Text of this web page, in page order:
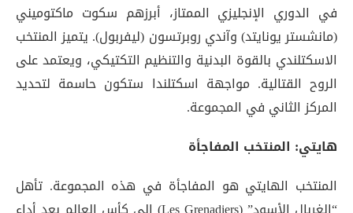
في الدوري الإنجليزي الممتاز، أبرزهم سكوت ماكتوميني
(مانشستر يونايتد) وآندي روبرتسون (ليفربول). يتميز المنتخب
الاسكتلندي بالقوة البدنية والتنظيم التكتيكي، ويعتمد على
الروح القتالية. مواجهة اسكتلندا ستكون حاسمة لتحديد
المركز الثاني في المجموعة.
هايتي: المنتخب المفاجأة
المنتخب الهايتي هو المفاجأة في هذه المجموعة. تأهل